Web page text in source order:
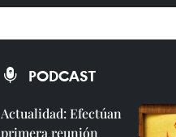
PODCAST
Actualidad: Efectúan
primera reunión